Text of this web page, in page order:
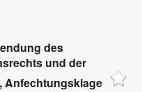
des
und der
Anfechtungsklage